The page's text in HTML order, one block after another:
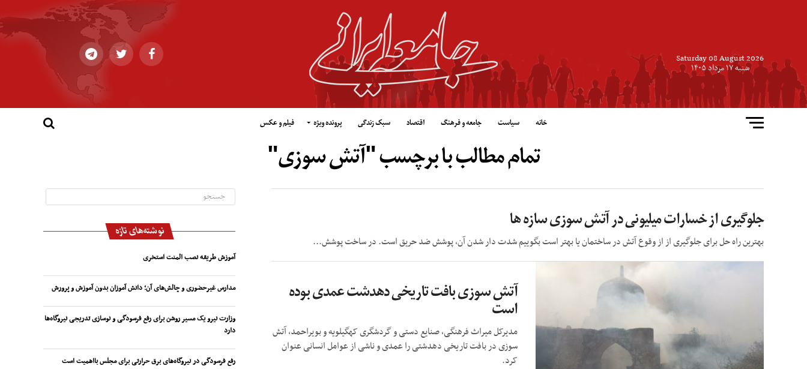
Saturday 08 August 2026
شنبه ۱۷ مرداد ۱۴۰۵
خانه سیاست جامعه و فرهنگ اقتصاد سبک زندگی پرونده ویژه فیلم و عکس
تمام مطالب با برچسب "آتش سوزی"
جلوگیری از خسارات میلیونی در آتش سوزی سازه ها
بهترین راه حل برای جلوگیری از از وقوع آتش در ساختمان یا بهتر است بگوییم شدت دار شدن آن، پوشش ضد حریق است. در ساخت پوشش...
آتش سوزی بافت تاریخی دهدشت عمدی بوده
است
مدیرکل میراث فرهنگی، صنایع دستی و گردشگری کهگیلویه و بویراحمد، آتش
سوزی در بافت تاریخی دهدشتی را عمدی و ناشی از عوامل انسانی عنوان
کرد.
نوشته‌های تازه
آموزش طریقه نصب المنت استخری
مدارس غیرحضوری و چالش‌های آن؛ دانش آموزان بدون آموزش و پرورش
وزارت نیرو یک مسیر روشن برای رفع فرسودگی و نوسازی تدریجی نیروگاه‌ها
دارد
رفع فرسودگی در نیروگاه‌های برق حرارتی برای مجلس بااهمیت است